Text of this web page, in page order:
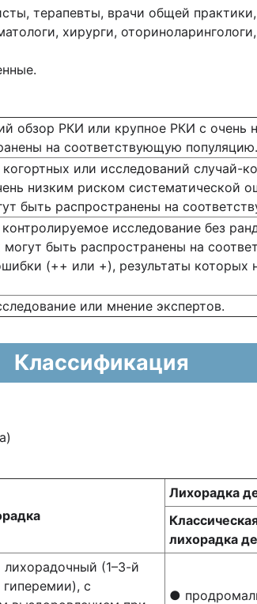
терапевты, врачи общей
хирурги,
обзор РКИ или крупное РКИ с очень
на соответствующую популяцию.
или исследований случай-
низким риском
быть распространены на
исследование без
быть распространены на
(++ или +), результаты которых
или мнение экспертов.
Классификация
Лихорадка
лихорадка
(1–3-й
с
●